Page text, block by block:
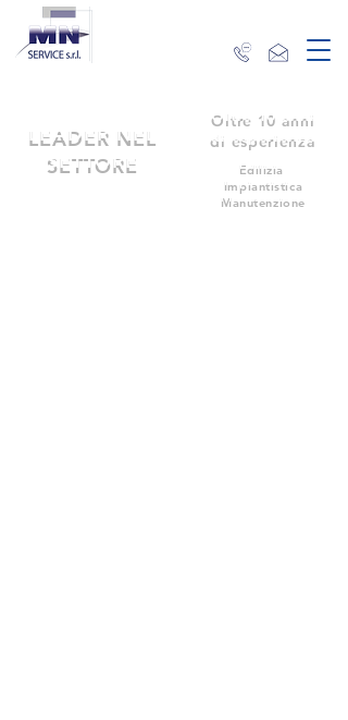
LEADER NEL
SETTORE
Oltre 10 anni
di esperienza
Edilizia
Impiantistica
Manutenzione